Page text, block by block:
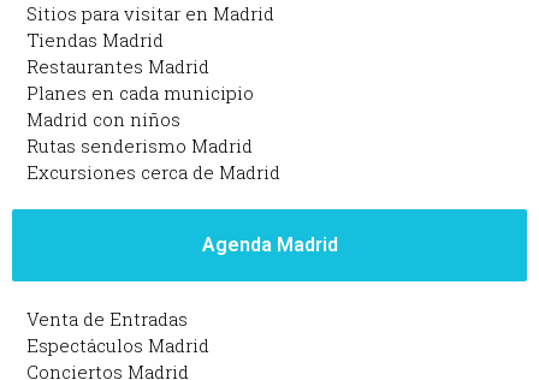
Sitios para visitar en Madrid
Tiendas Madrid
Restaurantes Madrid
Planes en cada municipio
Madrid con niños
Rutas senderismo Madrid
Excursiones cerca de Madrid
Agenda Madrid
Venta de Entradas
Espectáculos Madrid
Conciertos Madrid